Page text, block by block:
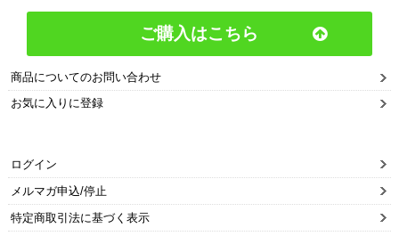
ご購入はこちら
商品についてのお問い合わせ
お気に入りに登録
ログイン
メルマガ申込/停止
特定商取引法に基づく表示